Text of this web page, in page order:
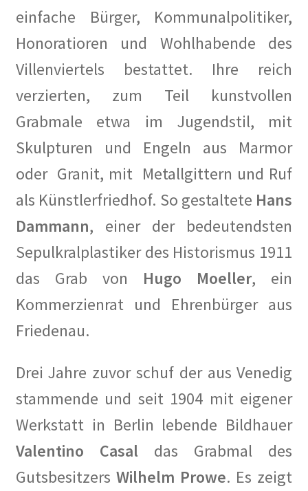
Ihre Wünsche und Anregungen
Entstehungsgeschichte
Bauhaus
Der Künstlerfriedhof Berlin-Friedenau
Drei Generationen Familie Rickelt
Erinnerung an den Widerstand in Wilmersdorf
Les Milles: Vom Internierungslager zur Gedenkstätte
Fragen an KüKo
Gästebuch
Gedenken an Alwin Schütze
einfache Bürger, Kommunalpolitiker,
Honoratioren und Wohlhabende des
Villenviertels bestattet. Ihre reich
verzierten, zum Teil kunstvollen
Grabmale etwa im Jugendstil, mit
Skulpturen und Engeln aus Marmor
oder Granit, mit Metallgittern und Ruf
als Künstlerfriedhof. So gestaltete Hans
Dammann, einer der bedeutendsten
Sepulkralplastiker des Historismus 1911
das Grab von Hugo Moeller, ein
Kommerzienrat und Ehrenbürger aus
Friedenau.
Drei Jahre zuvor schuf der aus Venedig
stammende und seit 1904 mit eigener
Werkstatt in Berlin lebende Bildhauer
Valentino Casal das Grabmal des
Gutsbesitzers Wilhelm Prowe. Es zeigt